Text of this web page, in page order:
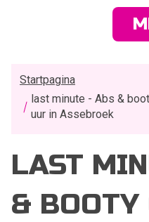
Startpagina
last minute - Abs &
uur in Assebroek
LAST
& BOOTY